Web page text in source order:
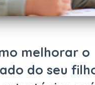
melhorar o
do seu